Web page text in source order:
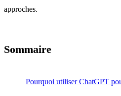
approches.
Sommaire
Pourquoi utiliser ChatGPT